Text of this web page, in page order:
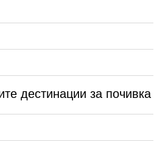
дестинации за почивка